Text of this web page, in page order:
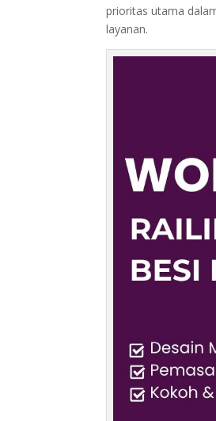
prioritas utama
layanan.